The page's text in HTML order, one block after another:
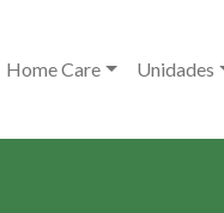
Home Care Unidades